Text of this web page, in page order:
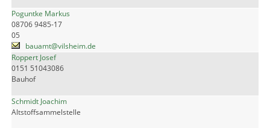
Poguntke Markus
08706 9485-17
05
bauamt@vilsheim.de
Roppert Josef
0151 51043086
Bauhof
Schmidt Joachim
Altstoffsammelstelle